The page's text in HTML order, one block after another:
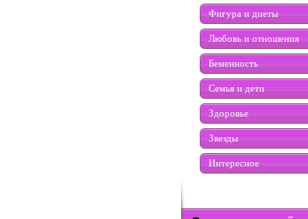
Фигура и диеты
Любовь и отношения
Беменность
Семья и дети
Здоровье
Звезды
Интересное